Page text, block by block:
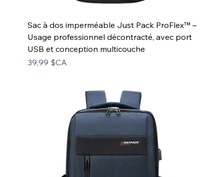
Sac à dos imperméable Just Pack ProFlex™ –
Usage professionnel décontracté, avec port
USB et conception multicouche
Prix
39,99 $CA